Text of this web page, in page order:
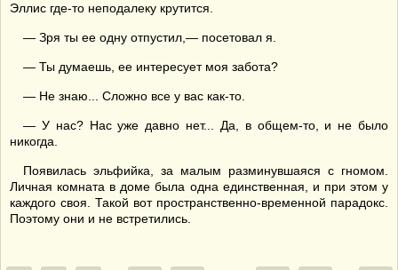
Эллис где-то неподалеку крутится.
— Зря ты ее одну отпустил,— посетовал я.
— Ты думаешь, ее интересует моя забота?
— Не знаю... Сложно все у вас как-то.
— У нас? Нас уже давно нет... Да, в общем-то, и не было
никогда.
Появилась эльфийка, за малым разминувшаяся с гномом.
Личная комната в доме была одна единственная, и при этом у
каждого своя. Такой вот пространственно-временной парадокс.
Поэтому они и не встретились.